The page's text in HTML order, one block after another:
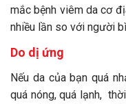
mắc bệnh viêm da cơ
nhiều lần so với người
Do dị ứng
Nếu da của bạn quá
quá nóng, quá lạnh,